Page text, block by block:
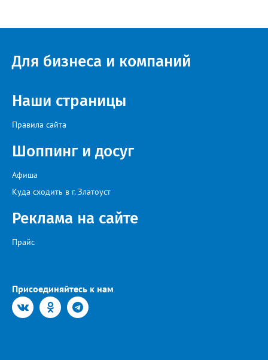
Челябинской, Свердловской, Курганской, Оренбургской
идейный вдохновитель, организатор фестиваля, эстрадный
певец, победитель главного патриотического конкурса страны
искусства «Золотая лира», участник телевизионных проектов
на Первом канале, обладатель звания «Голос страны» Алексей
Для бизнеса и компаний
Наши страницы
Правила сайта
Шоппинг и досуг
Афиша
Куда сходить в г. Златоуст
Реклама на сайте
Прайс
Присоединяйтесь к нам